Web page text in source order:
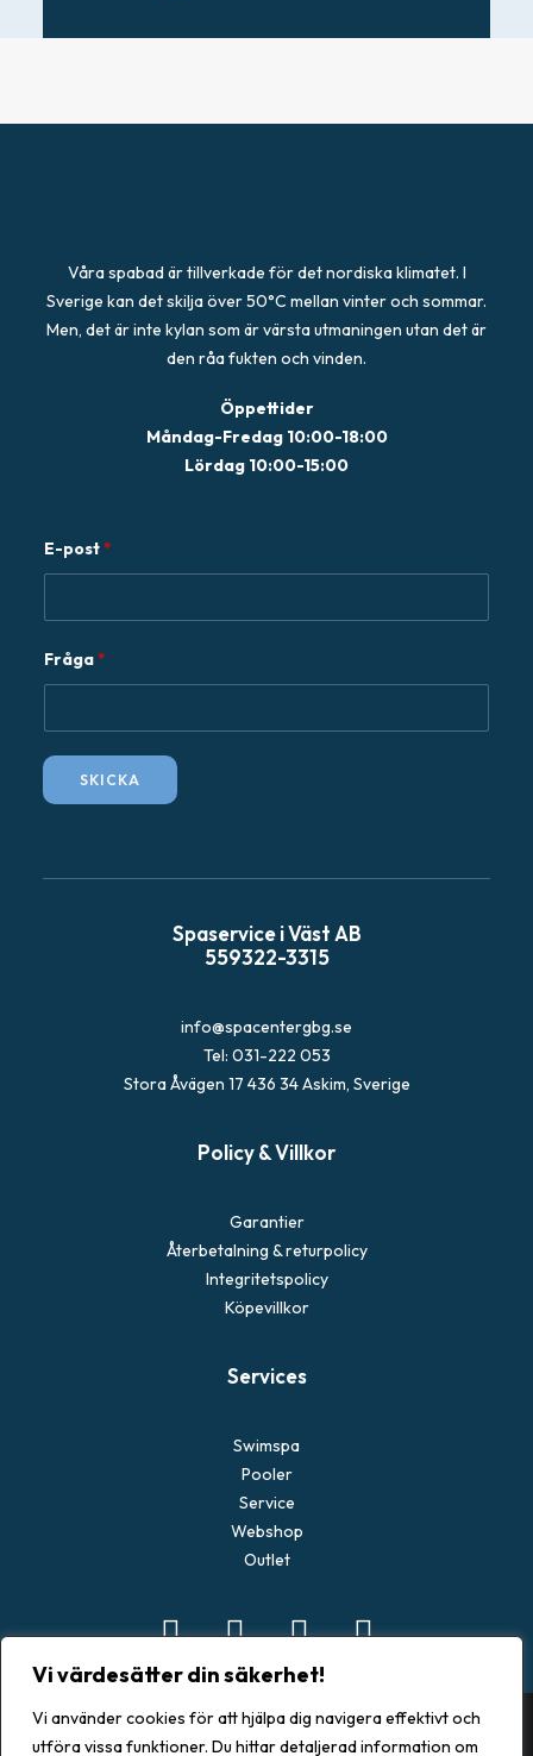
Vi värdesätter din säkerhet!
Vi använder cookies för att hjälpa dig navigera effektivt och
utföra vissa funktioner. Du hittar detaljerad information om
Våra spabad är tillverkade för det nordiska klimatet. I
Sverige kan det skilja över 50°C mellan vinter och sommar.
Men, det är inte kylan som är värsta utmaningen utan det är
den råa fukten och vinden.
Öppettider
Måndag-Fredag 10:00-18:00
Lördag 10:00-15:00
E-post*
g
a
E
o
Fråga*
SKICKA
Spaservice i Väst AB
559322-3315
info@spacentergbg.se
Tel: 031-222 053
Stora Åvägen 17 436 34 Askim, Sverige
Policy & Villkor
Garantier
Återbetalning & returpolicy
Integritetspolicy
Köpevillkor
Services
Swimspa
Pooler
Service
Webshop
Outlet